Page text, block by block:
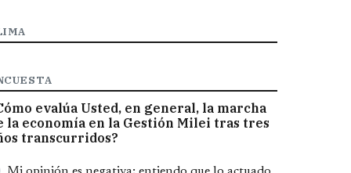
evalúa Usted, en general, la marcha
la economía en la Gestión Milei tras tres
transcurridos?